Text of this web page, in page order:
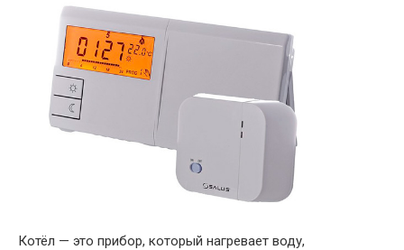
Котёл — это прибор, который нагревает воду,